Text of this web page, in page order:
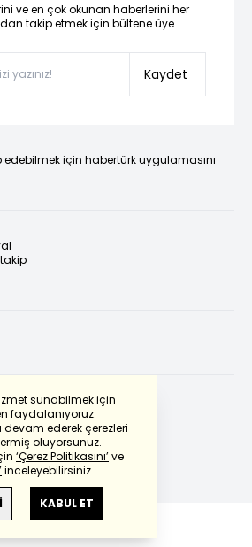
sunabilmek için
faydalanıyoruz.
ederek çerezleri
oluyorsunuz.
‘Çerez Politikasını’ve
inceleyebilirsiniz.
KABUL ET
ve en çok okunan haberlerini her
takip etmek için bültene üye
Kaydet
için habertürk uygulamasını
Translate
kullanılmıştır.
haberturk.com